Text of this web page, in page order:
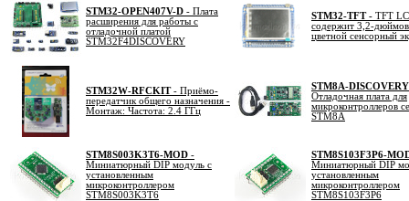
STM32-OPEN407V-D - Плата
расширения для работы с
отладочной платой
STM32F4DISCOVERY
STM32-TFT - TFT
содержит 3,2-
цветной сенсорный
STM32W-RFCKIT- Приёмо-
передатчик общего назначения -
Монтаж: Частота: 2.4 ГГц
STM8A-DISCOVERY
Отладочная плата для
микроконтроллеров
STM8A
STM8S003K3T6-MOD -
Миниатюрный DIP модуль с
установленным
микроконтроллером
STM8S003K3T6
STM8S103F3P6-
Миниатюрный DIP
установленным
микроконтроллером
STM8S103F3P6